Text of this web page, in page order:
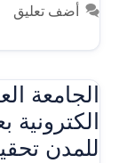
أضف تعليق
الجامعة
الكترونية
للمدن